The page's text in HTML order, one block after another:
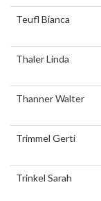
Teufl Bianca
Thaler Linda
Thanner Walter
Trimmel Gerti
Trinkel Sarah